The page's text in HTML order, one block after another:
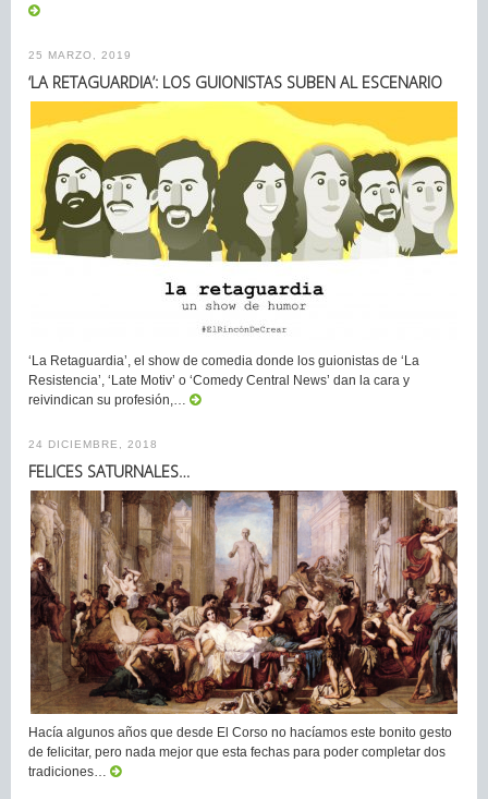
25 MARZO, 2019
‘LA RETAGUARDIA’: LOS GUIONISTAS SUBEN AL ESCENARIO
‘La Retaguardia’, el show de comedia donde los guionistas de ‘La
Resistencia’, ‘Late Motiv’ o ‘Comedy Central News’ dan la cara y
reivindican su profesión,…
24 DICIEMBRE, 2018
FELICES SATURNALES…
Hacía algunos años que desde El Corso no hacíamos este bonito gesto
de felicitar, pero nada mejor que esta fechas para poder completar dos
tradiciones…